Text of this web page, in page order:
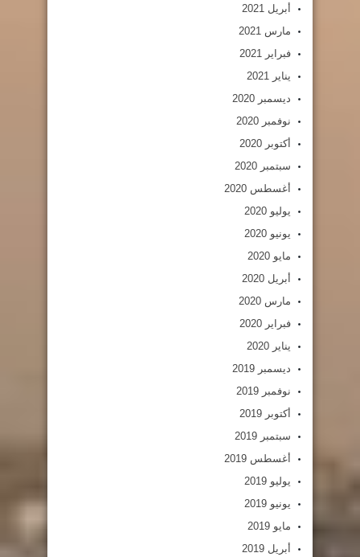
أبريل 2021
مارس 2021
فبراير 2021
يناير 2021
ديسمبر 2020
نوفمبر 2020
أكتوبر 2020
سبتمبر 2020
أغسطس 2020
يوليو 2020
يونيو 2020
مايو 2020
أبريل 2020
مارس 2020
فبراير 2020
يناير 2020
ديسمبر 2019
نوفمبر 2019
أكتوبر 2019
سبتمبر 2019
أغسطس 2019
يوليو 2019
يونيو 2019
مايو 2019
أبريل 2019